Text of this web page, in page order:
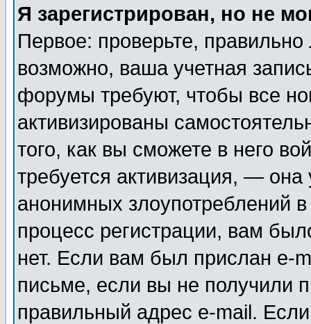
Я зарегистрирован, но не
Первое: проверьте,
возможно, ваша учетная
форумы требуют, чтобы все
активизированы
того, как вы сможете в него
требуется активизация, —
анонимных злоупотреблений
процесс регистрации, вам
нет. Если вам был прислан e-
письме, если вы не получили
правильный адрес e-mail.